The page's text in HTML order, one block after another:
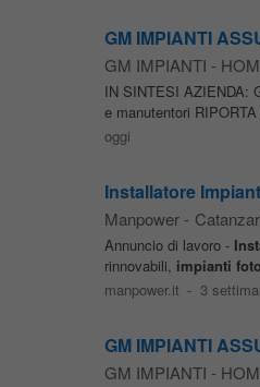
GM IMPIANTI
GM IMPIANTI -
IN SINTESI AZIENDA:
e manutentori
oggi
Installatore
Manpower -
Annuncio di lavoro -
rinnovabili, impianti
manpower.it - 3
GM IMPIANTI
GM IMPIANTI -